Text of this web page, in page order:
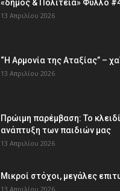
«δήμος & Πολιτεία» Φύλλο
13 Απριλίου 2026
“Η Αρμονία της Αταξίας” –
13 Απριλίου 2026
Πρώιμη παρέμβαση: Το
ανάπτυξη των παιδιών µας
13 Απριλίου 2026
Μικροί στόχοι, μεγάλες
13 Απριλίου 2026